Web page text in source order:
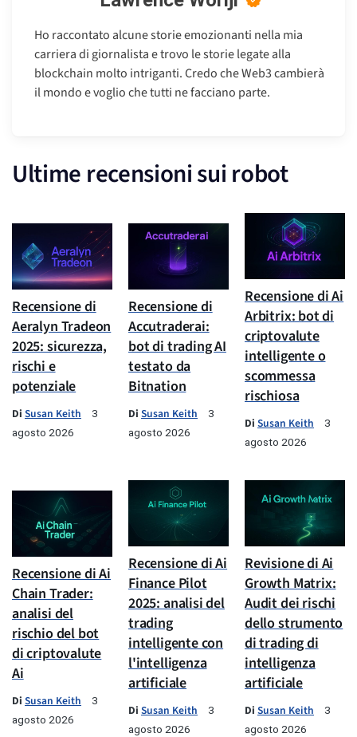
Ho raccontato alcune storie emozionanti nella mia
carriera di giornalista e trovo le storie legate alla
blockchain molto intriganti. Credo che Web3 cambierà
il mondo e voglio che tutti ne facciano parte.
Ultime recensioni sui robot
Recensione di
Aeralyn Tradeon
2025: sicurezza,
rischi e
potenziale
Di Susan Keith
3
agosto 2026
Recensione di
Accutraderai:
bot di trading AI
testato da
Bitnation
Di Susan Keith
3
agosto 2026
Recensione di Ai
Arbitrix: bot di
criptovalute
intelligente o
scommessa
rischiosa
Di Susan Keith
3
agosto 2026
Recensione di Ai
Chain Trader:
analisi del
rischio del bot
di criptovalute
Ai
Di Susan Keith
3
agosto 2026
Recensione di Ai
Finance Pilot
2025: analisi del
trading
intelligente con
l'intelligenza
artificiale
Di Susan Keith
3
agosto 2026
Revisione di Ai
Growth Matrix:
Audit dei rischi
dello strumento
di trading di
intelligenza
artificiale
Di Susan Keith
3
agosto 2026